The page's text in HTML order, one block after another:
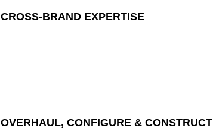
CROSS-BRAND EXPERTISE
OVERHAUL, CONFIGURE & CONSTRUCT